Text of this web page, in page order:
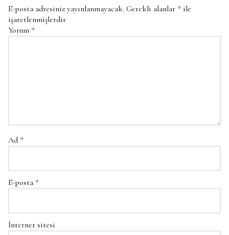
E-posta adresiniz yayınlanmayacak. Gerekli alanlar * ile
işaretlenmişlerdir
Yorum *
Ad *
E-posta *
İnternet sitesi